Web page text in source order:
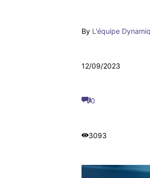
By L'équipe
12/09/2023
0
3093